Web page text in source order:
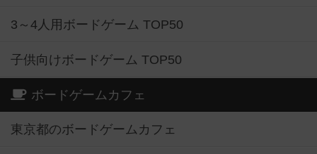
3～4人用ボードゲーム TOP50
子供向けボードゲーム TOP50
ボードゲームカフェ
東京都のボードゲームカフェ